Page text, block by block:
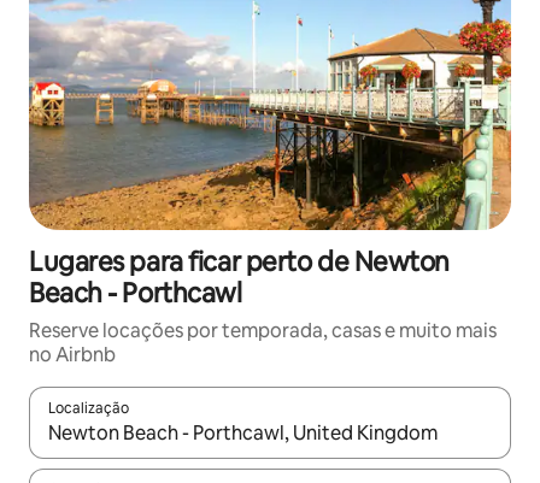
Lugares para ficar perto de Newton
Beach - Porthcawl
Reserve locações por temporada, casas e muito mais
no Airbnb
Localização
Quando os resultados estiverem disponíveis, explore-os